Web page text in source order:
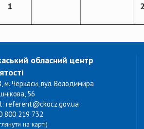
1
обласний центр
м. Черкаси, вул. Володимира
56
referent@ckocz.gov.ua
800 219 732
на карті)